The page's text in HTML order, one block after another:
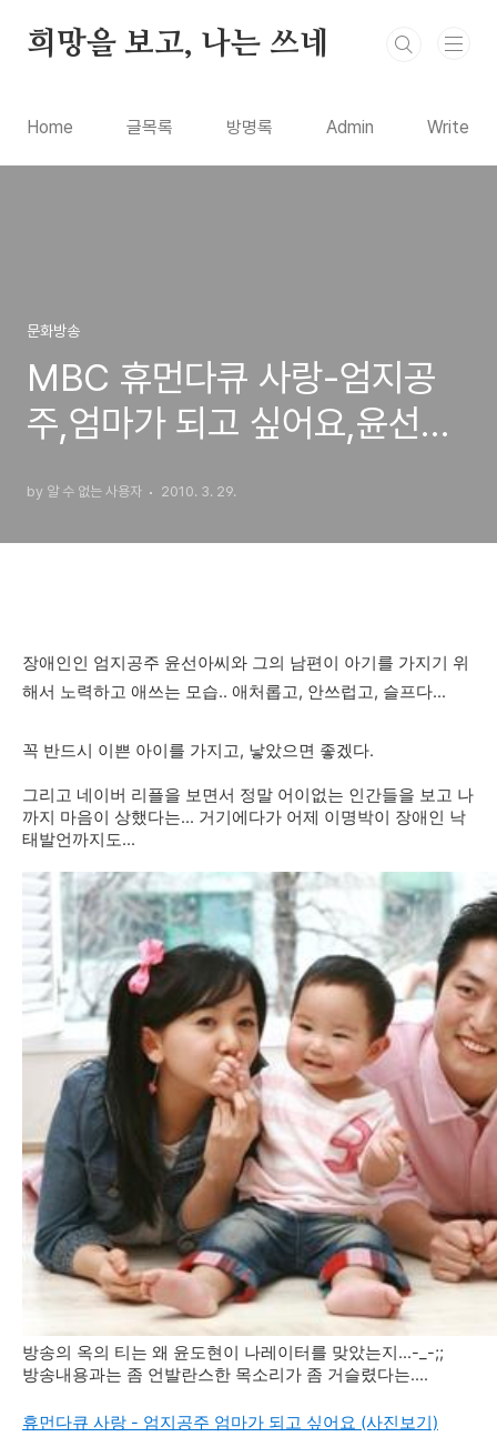
희망을 보고, 나는 쓰네
Home 글목록 방명록 Admin Write
문화방송
MBC 휴먼다큐 사랑-엄지공
주,엄마가 되고 싶어요,윤선아
젝트
by 알 수 없는 사용자 2010. 3. 29.
장애인인 엄지공주 윤선아씨와 그의 남편이 아기를 가지기 위
해서 노력하고 애쓰는 모습.. 애처롭고, 안쓰럽고, 슬프다...
꼭 반드시 이쁜 아이를 가지고, 낳았으면 좋겠다.
그리고 네이버 리플을 보면서 정말 어이없는 인간들을 보고 나
까지 마음이 상했다는... 거기에다가 어제 이명박이 장애인 낙
태발언까지도...
방송의 옥의 티는 왜 윤도현이 나레이터를 맞았는지...-_-;;
방송내용과는 좀 언발란스한 목소리가 좀 거슬렸다는....
휴먼다큐 사랑 - 엄지공주 엄마가 되고 싶어요 (사진보기)